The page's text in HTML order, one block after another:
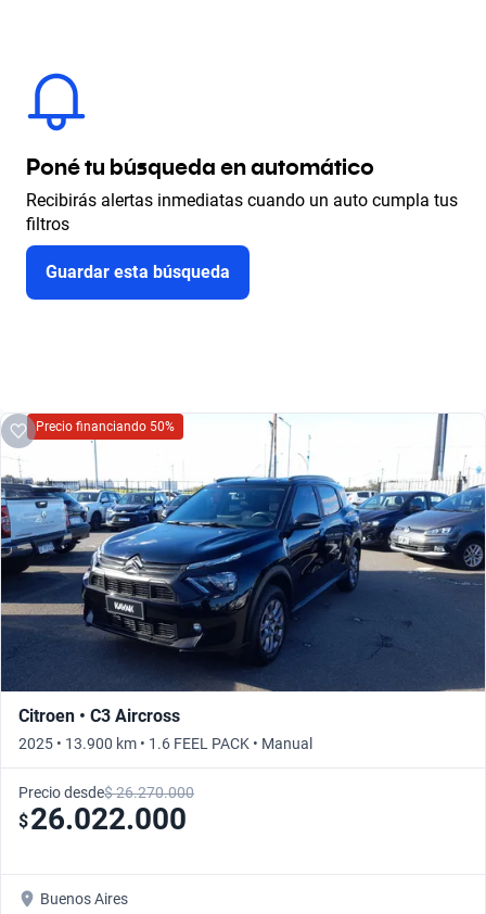
Poné tu búsqueda en automático
Recibirás alertas inmediatas cuando un auto cumpla tus
filtros
Guardar esta búsqueda
Precio financiando 50%
Citroen • C3 Aircross
2025 • 13.900 km • 1.6 FEEL PACK • Manual
Precio desde$ 26.270.000
$26.022.000
Buenos Aires